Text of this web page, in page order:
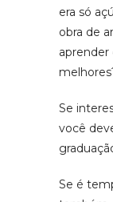
era só
obra de
aprender
Se
você
Se é